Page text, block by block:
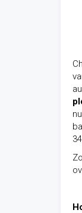
Zo